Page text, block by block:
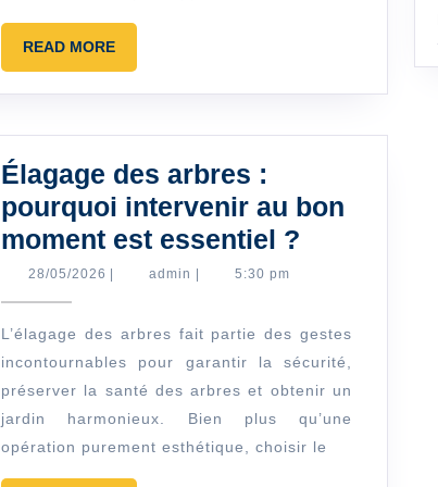
bois
READ MOREREAD
MORE
Élagage des arbres :
pourquoi intervenir au bon
moment est essentiel ?
:
pourquoi
intervenir
au
28/05/2026 28/05/2026
| admin admin
| 5:30 pm
L’élagage des arbres fait partie des gestes
incontournables pour garantir la sécurité,
préserver la santé des arbres et obtenir un
jardin harmonieux. Bien plus qu’une
opération purement esthétique, choisir le